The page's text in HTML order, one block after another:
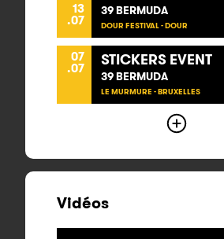
13
.07
39 BERMUDA
DOUR FESTIVAL - DOUR
07
.07 STICKERS EVENT
39 BERMUDA
LE MURMURE - BRUXELLES
Vidéos